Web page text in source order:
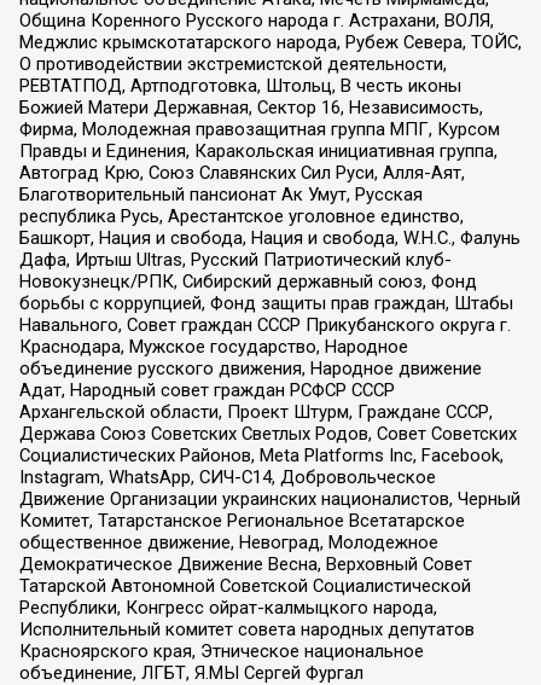
Община Коренного Русского народа г. Астрахани, ВОЛЯ,
Меджлис крымскотатарского народа, Рубеж Севера, ТОЙС,
О противодействии экстремистской деятельности,
РЕВТАТПОД, Артподготовка, Штольц, В честь иконы
Божией Матери Державная, Сектор 16, Независимость,
Фирма, Молодежная правозащитная группа МПГ, Курсом
Правды и Единения, Каракольская инициативная группа,
Автоград Крю, Союз Славянских Сил Руси, Алля-Аят,
Благотворительный пансионат Ак Умут, Русская
республика Русь, Арестантское уголовное единство,
Башкорт, Нация и свобода, Нация и свобода, W.H.С., Фалунь
Дафа, Иртыш Ultras, Русский Патриотический клуб-
Новокузнецк/РПК, Сибирский державный союз, Фонд
борьбы с коррупцией, Фонд защиты прав граждан, Штабы
Навального, Совет граждан СССР Прикубанского округа г.
Краснодара, Мужское государство, Народное
объединение русского движения, Народное движение
Адат, Народный совет граждан РСФСР СССР
Архангельской области, Проект Штурм, Граждане СССР,
Держава Союз Советских Светлых Родов, Совет Советских
Социалистических Районов, Meta Platforms Inc, Facebook,
Instagram, WhatsApp, СИЧ-С14, Добровольческое
Движение Организации украинских националистов, Черный
Комитет, Татарстанское Региональное Всетатарское
общественное движение, Невоград, Молодежное
Демократическое Движение Весна, Верховный Совет
Татарской Автономной Советской Социалистической
Республики, Конгресс ойрат-калмыцкого народа,
Исполнительный комитет совета народных депутатов
Красноярского края, Этническое национальное
объединение, ЛГБТ, Я.МЫ Сергей Фургал